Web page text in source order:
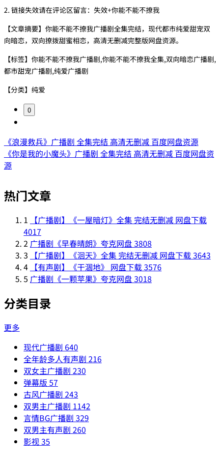
2. 链接失效请在评论区留言：失效+你能不能不撩我
【文章摘要】你能不能不撩我广播剧全集完结，现代都市纯爱甜宠双
向暗恋，双向撩拨甜蜜相恋，高清无删减完整版网盘资源。
【标签】你能不能不撩我广播剧,你能不能不撩我全集,双向暗恋广播剧,
都市甜宠广播剧,纯爱广播剧
【分类】纯爱
0
《浪漫救兵》广播剧 全集完结 高清无删减 百度网盘资源
《你是我的小魔头》广播剧 全集完结 高清无删减 百度网盘资
源
热门文章
1
【广播剧】《一屋暗灯》全集 完结无删减 网盘下载
4017
2 广播剧《早春晴朗》夸克网盘3808
3
【广播剧】《洄天》全集 完结无删减 网盘下载3643
4 【有声剧】《干涸地》 网盘下载3576
5 广播剧《一颗苹果》夸克网盘3018
分类目录
更多
现代广播剧 640
全年龄多人有声剧 216
双女主广播剧 230
弹幕版 57
古风广播剧 243
双男主广播剧 1142
言情BG广播剧 329
双男主有声剧 260
影视35